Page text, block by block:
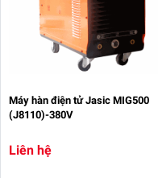
Máy hàn điện tử Jasic MIG500
(J8110)-380V
Liên hệ